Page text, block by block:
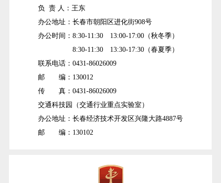
负 责 人：王东
办公地址：长春市朝阳区进化街908号
办公时间：8:30-11:30 13:00-17:00（秋冬季）
8:30-11:30 13:30-17:30（春夏季）
联系电话：0431-86026009
邮 编：130012
传 真：0431-86026009
交通科技园（交通行业重点实验室）
办公地址：长春经济技术开发区兴隆大路4887号
邮 编：130102